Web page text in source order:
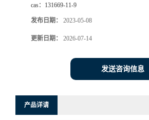
cas： 131669-11-9
发布日期： 2023-05-08
更新日期： 2026-07-14
发送咨询信息
产品详请